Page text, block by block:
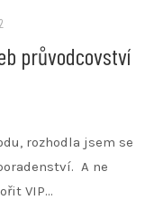
průvodcovství
rozhodla jsem se
A ne
VIP…